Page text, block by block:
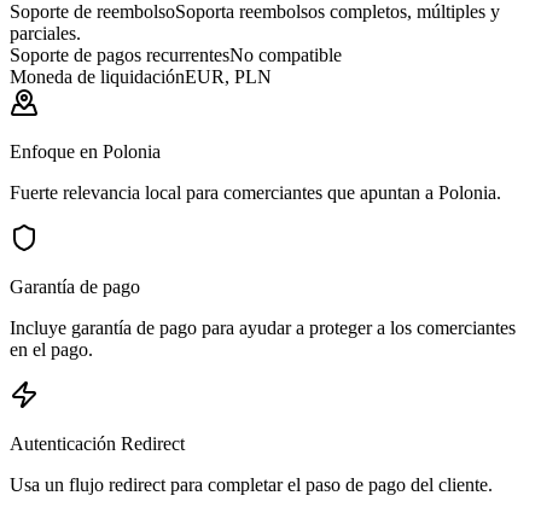
Soporte de reembolsoSoporta reembolsos completos, múltiples y
parciales.
Soporte de pagos recurrentesNo compatible
Moneda de liquidaciónEUR, PLN
Enfoque en Polonia
Fuerte relevancia local para comerciantes que apuntan a Polonia.
Garantía de pago
Incluye garantía de pago para ayudar a proteger a los comerciantes
en el pago.
Autenticación Redirect
Usa un flujo redirect para completar el paso de pago del cliente.